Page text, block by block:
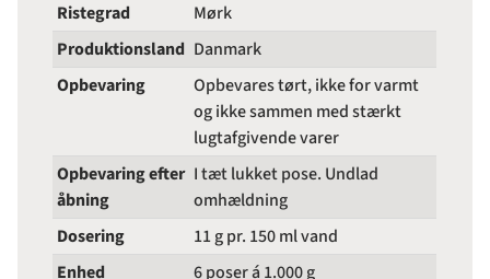
Ristegrad
Mørk
Produktionsland Danmark
Opbevaring
Opbevares tørt, ikke for varmt
og ikke sammen med stærkt
lugtafgivende varer
Opbevaring efter
åbning
I tæt lukket pose. Undlad
omhældning
Dosering
11 g pr. 150 ml vand
Enhed
6 poser á 1.000 g